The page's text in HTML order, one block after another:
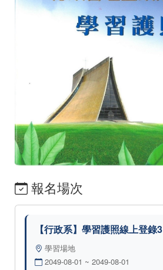
報名場次
【行政系】學習護照線上登錄3
學習場地
2049-08-01 ~ 2049-08-01